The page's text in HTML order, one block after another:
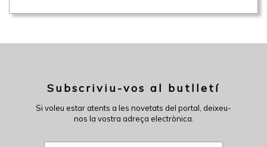
Subscriviu-vos al butlletí
Si voleu estar atents a les novetats del portal, deixeu-
nos la vostra adreça electrònica.